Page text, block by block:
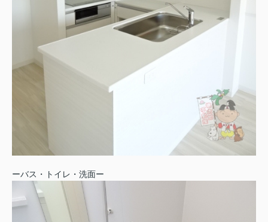
ーバス・トイレ・洗面ー